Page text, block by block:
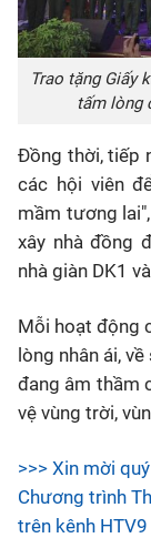
Trao tặng Giấy
tấm lòng
Đồng thời, tiếp
các hội viên
mầm tương
xây nhà đồng
nhà giàn DK1
Mỗi hoạt động
lòng nhân ái,
đang âm thầm
vệ vùng trời,
>>> Xin mời
Chương trình
trên kênh HTV9